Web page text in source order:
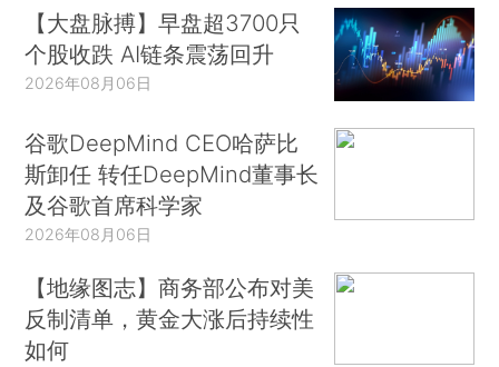
【大盘脉搏】早盘超3700只
个股收跌 AI链条震荡回升
2026年08月06日
谷歌DeepMind CEO哈萨比
斯卸任 转任DeepMind董事长
及谷歌首席科学家
2026年08月06日
【地缘图志】商务部公布对美
反制清单，黄金大涨后持续性
如何